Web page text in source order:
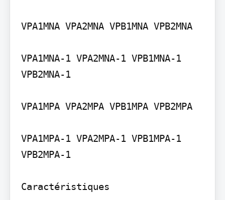
VPA1MNA VPA2MNA VPB1MNA VPB2MNA
VPA1MNA-1 VPA2MNA-1 VPB1MNA-1
VPB2MNA-1
VPA1MPA VPA2MPA VPB1MPA VPB2MPA
VPA1MPA-1 VPA2MPA-1 VPB1MPA-1
VPB2MPA-1
Caractéristiques